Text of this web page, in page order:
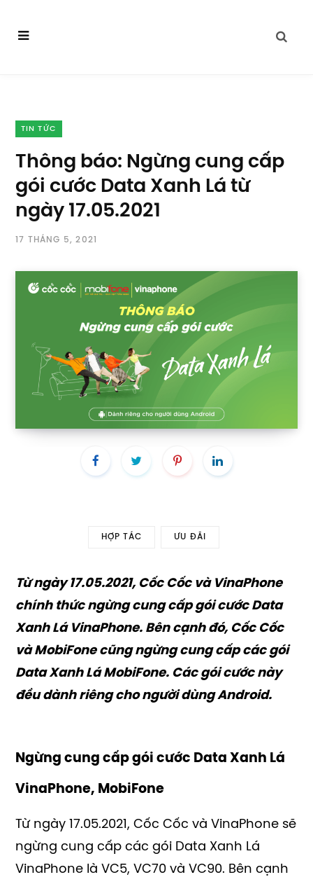
TIN TỨC
Thông báo: Ngừng cung cấp
gói cước Data Xanh Lá từ
ngày 17.05.2021
17 THÁNG 5, 2021
HỢP TÁC ƯU ĐÃI
Từ ngày 17.05.2021, Cốc Cốc và VinaPhone
chính thức ngừng cung cấp gói cước Data
Xanh Lá VinaPhone. Bên cạnh đó, Cốc Cốc
và MobiFone cũng ngừng cung cấp các gói
Data Xanh Lá MobiFone. Các gói cước này
đều dành riêng cho người dùng Android.
Ngừng cung cấp gói cước Data Xanh Lá
VinaPhone, MobiFone
Từ ngày 17.05.2021, Cốc Cốc và VinaPhone sẽ
ngừng cung cấp các gói Data Xanh Lá
VinaPhone là VC5, VC70 và VC90. Bên cạnh